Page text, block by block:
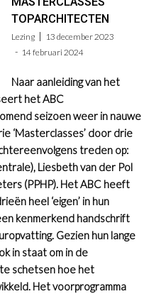
TOPARCHITECTEN
Lezing
13 december 2023
14 februari 2024
Naar aanleiding van het
het ABC
seizoen weer in nauwe
‘Masterclasses’ door drie
treden op:
Liesbeth van der Pol
(PPHP). Het ABC heeft
heel ‘eigen’ in hun
kenmerkend handschrift
Gezien hun lange
in staat om in de
schetsen hoe het
Het voorprogramma